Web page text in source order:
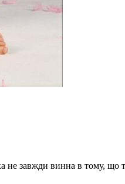
не завжди винна в тому,